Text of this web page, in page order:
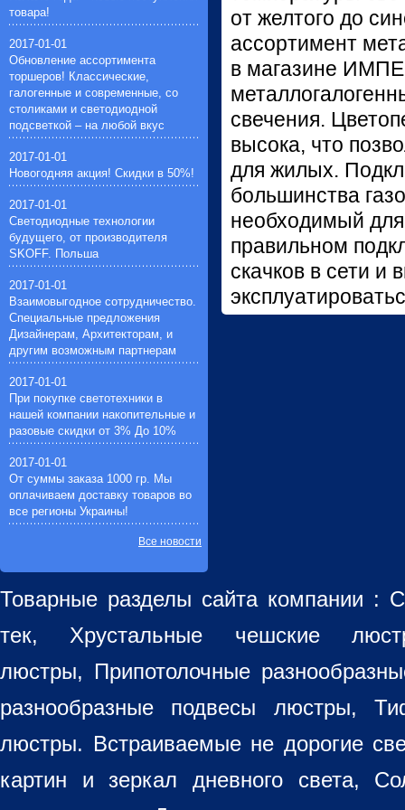
от желтого до
ассортимент
в магазине
свечения.
высока, что
для жилых.
большинства
необходимый
правильном
скачков в сети и
товара!
2017-01-01
Обновление ассортимента
торшеров! Классические,
галогенные и современные, со
столиками и светодиодной
подсветкой – на любой вкус
2017-01-01
Новогодняя акция! Скидки в 50%!
2017-01-01
Светодиодные технологии
будущего, от производителя
SKOFF. Польша
2017-01-01
Взаимовыгодное сотрудничество.
Специальные предложения
Дизайнерам, Архитекторам, и
другим возможным партнерам
2017-01-01
При покупке светотехники в
нашей компании накопительные и
разовые скидки от 3% До 10%
2017-01-01
От суммы заказа 1000 гр. Мы
оплачиваем доставку товаров во
все регионы Украины!
Все новости
Товарные разделы сайта компании :
тек, Хрустальные чешские
люстры, Припотолочные
разнообразные подвесы люстры,
люстры. Встраиваемые не дорогие
картин и зеркал дневного света,